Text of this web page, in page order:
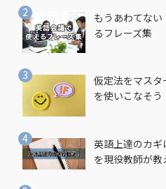
もうあわてな
るフレーズ集
仮定法をマス
を使いこなそう
英語上達のカ
を現役教師が教